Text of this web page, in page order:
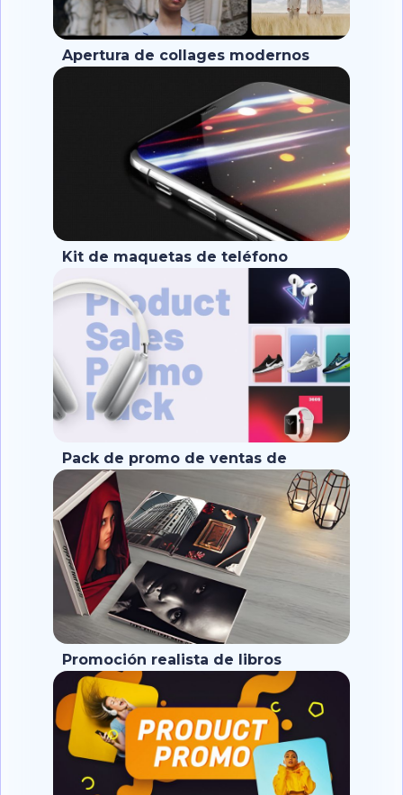
Apertura de collages modernos
Kit de maquetas de teléfono
Pack de promo de ventas de
productos
Promoción realista de libros